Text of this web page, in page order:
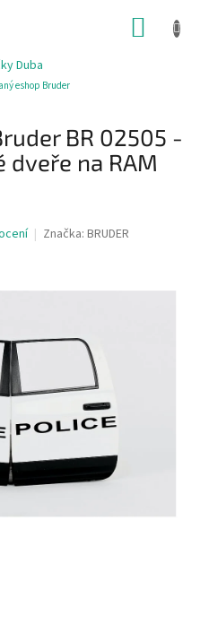
Duba
eshop Bruder
BR 02505 -
dveře na RAM
Značka: BRUDER